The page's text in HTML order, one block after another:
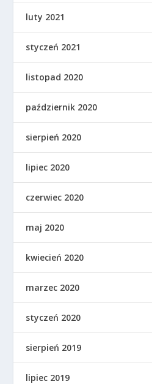
luty 2021
styczeń 2021
listopad 2020
październik 2020
sierpień 2020
lipiec 2020
czerwiec 2020
maj 2020
kwiecień 2020
marzec 2020
styczeń 2020
sierpień 2019
lipiec 2019